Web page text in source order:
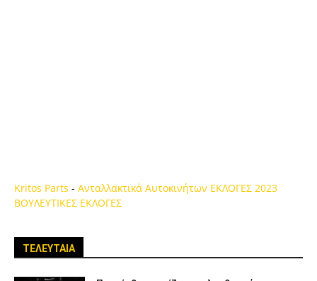
Kritos Parts - Ανταλλακτικά Αυτοκινήτων ΕΚΛΟΓΕΣ 2023
ΒΟΥΛΕΥΤΙΚΕΣ ΕΚΛΟΓΕΣ
ΤΕΛΕΥΤΑΙΑ